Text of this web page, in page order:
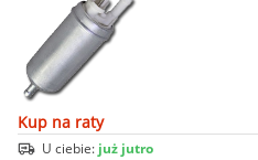
Kup na raty
U ciebie: już jutro